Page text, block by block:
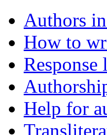
Authors
How to
Response
Help for